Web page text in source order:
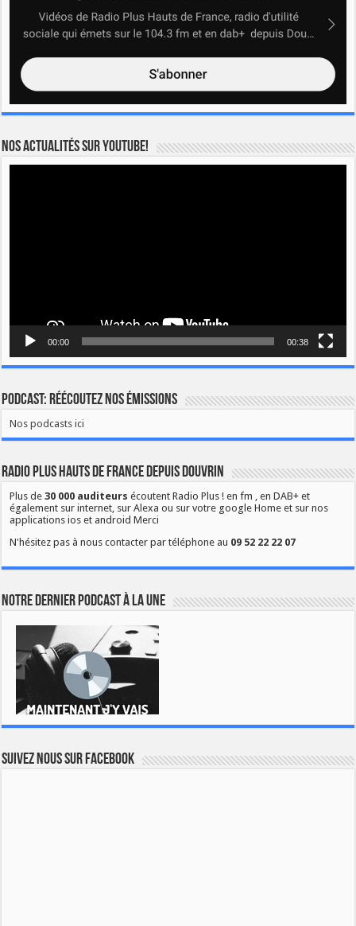
Nos actualités sur YOUTUBE!
00:00 00:38
Podcast: Réécoutez nos émissions
Nos podcasts ici
Radio Plus Hauts de France depuis Douvrin
Plus de30 000 auditeurs écoutent Radio Plus ! en fm , en DAB+ et
également sur internet, sur Alexa ou sur votre google Home et sur nos
applications ios et android Merci
N'hésitez pas à nous contacter par téléphone au 09 52 22 22 07
Notre dernier podcast à la une
Suivez nous sur Facebook